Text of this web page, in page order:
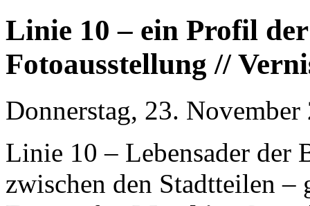
Linie 10 – ein Profil
Fotoausstellung //
Donnerstag, 23.
Linie 10 – Lebensader der
zwischen den Stadtteilen –